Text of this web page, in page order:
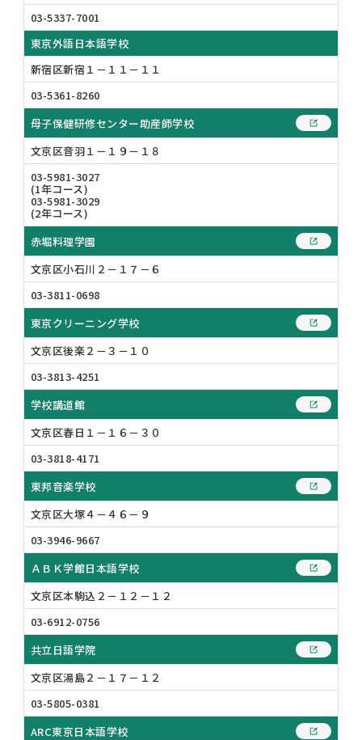
03-5337-7001
東京外語日本語学校
新宿区新宿１－１１－１１
03-5361-8260
母子保健研修センター助産師学校
文京区音羽１－１９－１８
03-5981-3027
(1年コース)
03-5981-3029
(2年コース)
赤堀料理学園
文京区小石川２－１７－６
03-3811-0698
東京クリーニング学校
文京区後楽２－３－１０
03-3813-4251
学校講道館
文京区春日１－１６－３０
03-3818-4171
東邦音楽学校
文京区大塚４－４６－９
03-3946-9667
ＡＢＫ学館日本語学校
文京区本駒込２－１２－１２
03-6912-0756
共立日語学院
文京区湯島２－１７－１２
03-5805-0381
ARC東京日本語学校